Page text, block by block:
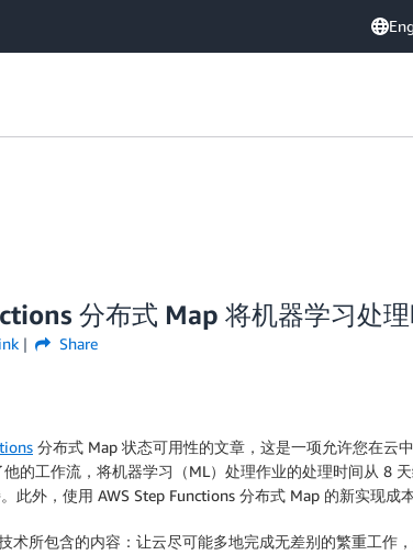
分布式 Map 将机器学习处
Share
分布式 Map 状态可用性的文章，这是一项允许您在云
的工作流，将机器学习（ML）处理作业的处理时间从 8
外，使用 AWS Step Functions 分布式 Map 的新实现成
术所包含的内容：让云尽可能多地完成无差别的繁重工